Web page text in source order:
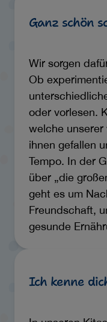
Ganz schön
Wir sorgen
Ob
oder vorlesen.
welche
ihnen gefallen
Tempo. In der
über „die
geht es um
Freundschaft,
gesunde
Ich kenne